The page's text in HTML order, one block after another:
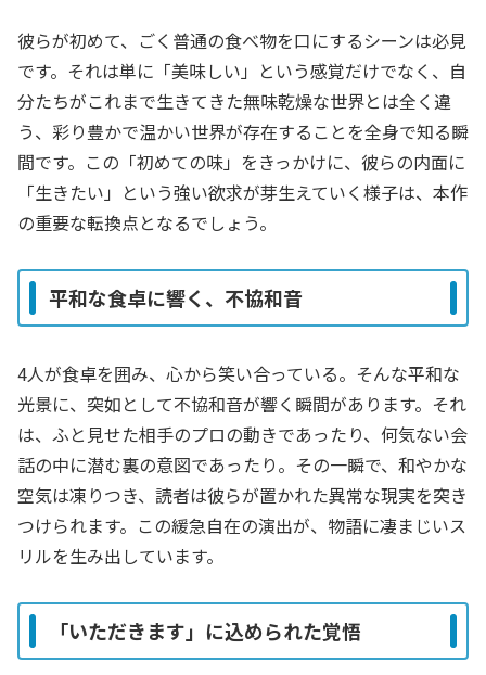
彼らが初めて、ごく普通の食べ物を口にするシーンは必見
です。それは単に「美味しい」という感覚だけでなく、自
分たちがこれまで生きてきた無味乾燥な世界とは全く違
う、彩り豊かで温かい世界が存在することを全身で知る瞬
間です。この「初めての味」をきっかけに、彼らの内面に
「生きたい」という強い欲求が芽生えていく様子は、本作
の重要な転換点となるでしょう。
平和な食卓に響く、不協和音
4人が食卓を囲み、心から笑い合っている。そんな平和な
光景に、突如として不協和音が響く瞬間があります。それ
は、ふと見せた相手のプロの動きであったり、何気ない会
話の中に潜む裏の意図であったり。その一瞬で、和やかな
空気は凍りつき、読者は彼らが置かれた異常な現実を突き
つけられます。この緩急自在の演出が、物語に凄まじいス
リルを生み出しています。
「いただきます」に込められた覚悟